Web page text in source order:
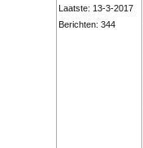
Laatste: 13-3-2017
Berichten: 344